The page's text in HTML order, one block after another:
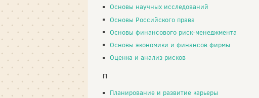
Основы научных исследований
Основы Российского права
Основы финансового риск-менеджмента
Основы экономики и финансов фирмы
Оценка и анализ рисков
П
Планирование и развитие карьеры